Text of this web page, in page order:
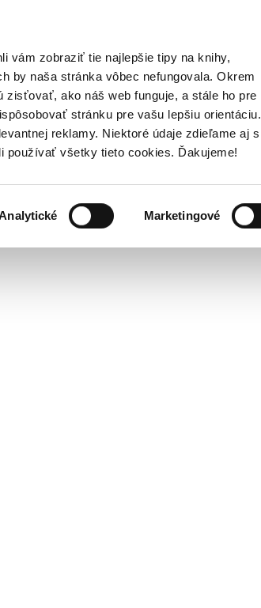
vám zobraziť tie najlepšie tipy na knihy,
by naša stránka vôbec nefungovala. Okrem
ako náš web funguje, a stále ho pre
stránku pre vašu lepšiu orientáciu.
reklamy. Niektoré údaje zdieľame aj s
používať všetky tieto cookies. Ďakujeme!
Marketingové